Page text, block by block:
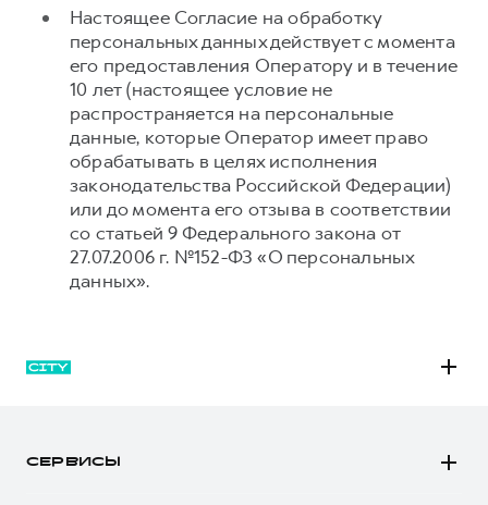
Настоящее Согласие на обработку
персональных данных действует с момента
его предоставления Оператору и в течение
10 лет (настоящее условие не
распространяется на персональные
данные, которые Оператор имеет право
обрабатывать в целях исполнения
законодательства Российской Федерации)
или до момента его отзыва в соответствии
со статьей 9 Федерального закона от
27.07.2006 г. №152-ФЗ «О персональных
данных».
СЕРВИСЫ